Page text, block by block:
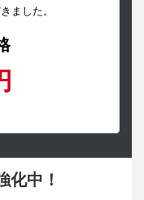
ました。
化中！